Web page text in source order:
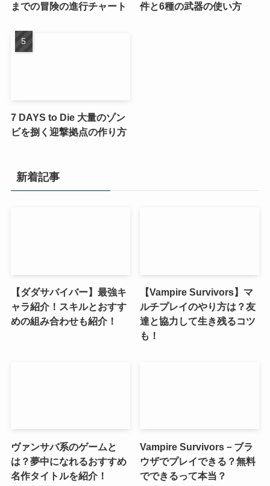
までの冒険の進行チャート
件と6種の武器の使い方
7 DAYS to Die 大量のゾン
ビを捌く迎撃拠点の作り方
新着記事
【ダダサバイバー】最強キ
ャラ紹介！スキルとおすす
めの組み合わせも紹介！
【Vampire Survivors】マ
ルチプレイのやり方は？友
達と協力して生き残るコツ
も！
ヴァンサバ系のゲームと
は？夢中になれるおすすめ
名作タイトルを紹介！
Vampire Survivors－ブラ
ウザでプレイできる？無料
でできるって本当？